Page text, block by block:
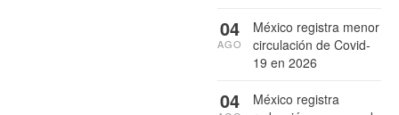
México registra menor
circulación de Covid-
19 en 2026
04
AGO
México registra
04